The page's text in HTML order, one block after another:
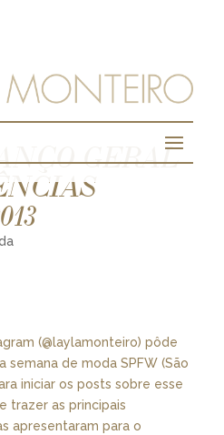
GERAL
(@laylamonteiro) pôde
semana de moda SPFW (São
iniciar os posts sobre esse
trazer as principais
apresentaram para o